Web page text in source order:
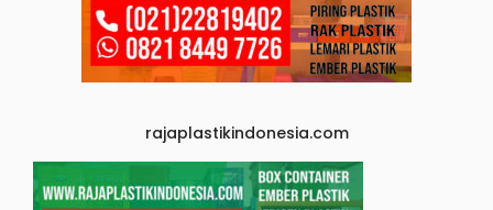
rajaplastikindonesia.com